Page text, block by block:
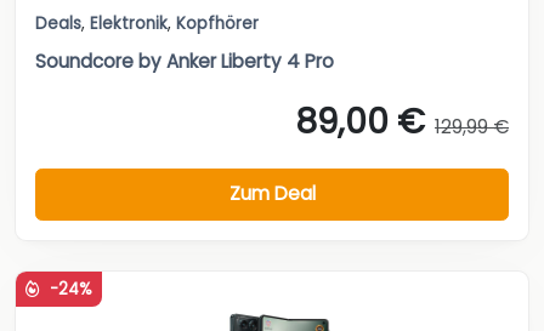
Deals, Elektronik, Kopfhörer
Soundcore by Anker Liberty 4 Pro
89,00 € 129,99 €
Zum Deal
-24%